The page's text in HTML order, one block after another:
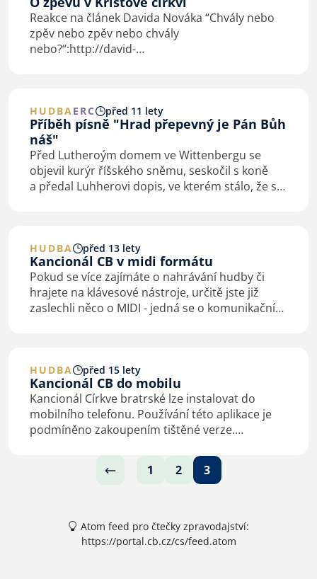
Reakce na článek Davida Nováka “Chvály nebo
zpěv nebo zpěv nebo chvály
nebo?“:http://david-
k tématu za…
HUDBAERC před 11 lety
Příběh písně "Hrad přepevný je Pán Bůh
náš"
Před Lutheroým domem ve Wittenbergu se
objevil kurýr říšského sněmu, seskočil s koně
a předal Luhherovi dopis, ve kterém stálo, že se
HUDBA před 13 lety
Kancionál CB v midi formátu
Pokud se více zajímáte o nahrávání hudby či
hrajete na klávesové nástroje, určitě jste již
zaslechli něco o MIDI - jedná se o komunikační
HUDBA před 15 lety
Kancionál CB do mobilu
Kancionál Církve bratrské lze instalovat do
mobilního telefonu. Používání této aplikace je
podmíněno zakoupením tištěné verze.
http://portal.cb.cz/archiv/
1 2 3
Atom feed pro čtečky zpravodajství:
https://portal.cb.cz/cs/feed.atom